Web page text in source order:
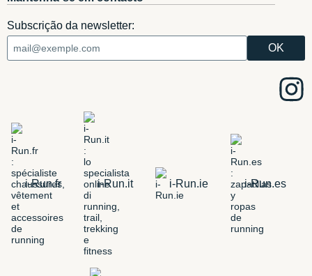
Subscrição da newsletter:
i-Run.fr i-Run.it i-Run.ie i-Run.es